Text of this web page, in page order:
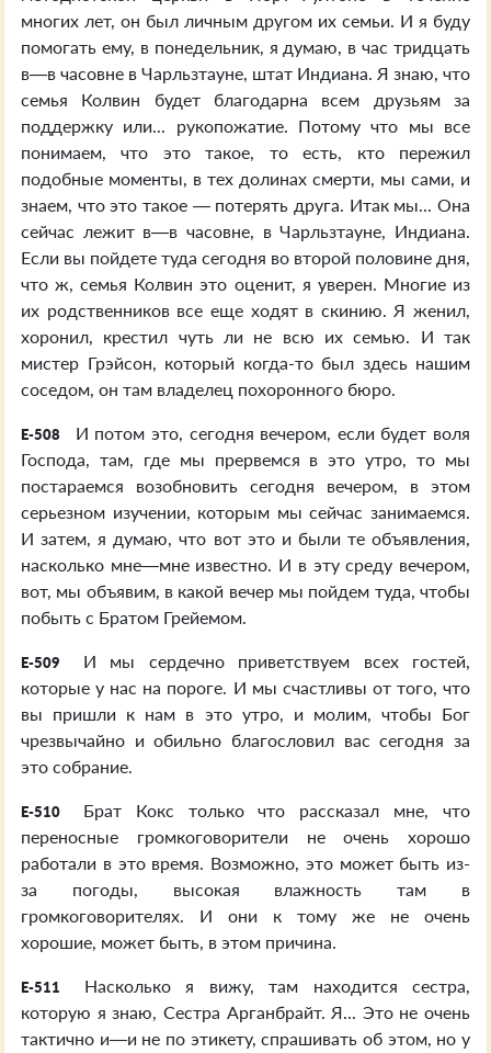
многих лет, он был личным другом их семьи. И я буду
помогать ему, в понедельник, я думаю, в час тридцать
в—в часовне в Чарльзтауне, штат Индиана. Я знаю, что
семья Колвин будет благодарна всем друзьям за
поддержку или... рукопожатие. Потому что мы все
понимаем, что это такое, то есть, кто пережил
подобные моменты, в тех долинах смерти, мы сами, и
знаем, что это такое — потерять друга. Итак мы... Она
сейчас лежит в—в часовне, в Чарльзтауне, Индиана.
Если вы пойдете туда сегодня во второй половине дня,
что ж, семья Колвин это оценит, я уверен. Многие из
их родственников все еще ходят в скинию. Я женил,
хоронил, крестил чуть ли не всю их семью. И так
мистер Грэйсон, который когда-то был здесь нашим
соседом, он там владелец похоронного бюро.
E-508
И потом это, сегодня вечером, если будет воля
Господа, там, где мы прервемся в это утро, то мы
постараемся возобновить сегодня вечером, в этом
серьезном изучении, которым мы сейчас занимаемся.
И затем, я думаю, что вот это и были те объявления,
насколько мне—мне известно. И в эту среду вечером,
вот, мы объявим, в какой вечер мы пойдем туда, чтобы
побыть с Братом Грейемом.
E-509
И мы сердечно приветствуем всех гостей,
которые у нас на пороге. И мы счастливы от того, что
вы пришли к нам в это утро, и молим, чтобы Бог
чрезвычайно и обильно благословил вас сегодня за
это собрание.
E-510
Брат Кокс только что рассказал мне, что
переносные громкоговорители не очень хорошо
работали в это время. Возможно, это может быть из-
за погоды, высокая влажность там в
громкоговорителях. И они к тому же не очень
хорошие, может быть, в этом причина.
E-511
Насколько я вижу, там находится сестра,
которую я знаю, Сестра Арганбрайт. Я... Это не очень
тактично и—и не по этикету, спрашивать об этом, но у